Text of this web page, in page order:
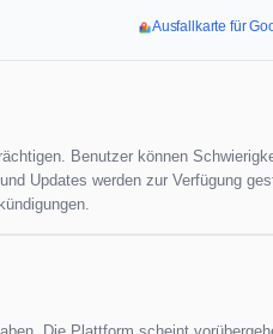
Ausfallkarte für
Benutzer können
Updates werden zur Verfügung